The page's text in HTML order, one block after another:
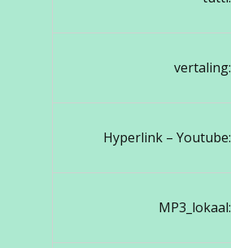
vertaling:
Hyperlink – Youtube:
MP3_lokaal: